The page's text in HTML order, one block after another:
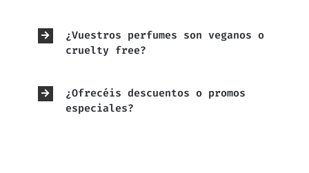
¿Vuestros perfumes son veganos o
cruelty free?
¿Ofrecéis descuentos o promos
especiales?